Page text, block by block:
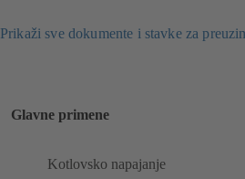
Prikaži sve dokumente i stavke za
Glavne primene
Kotlovsko napajanje